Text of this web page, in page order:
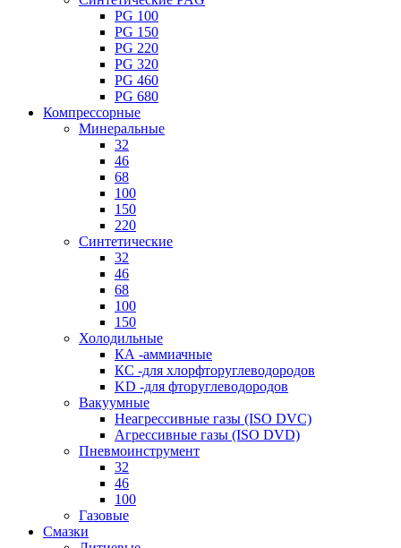
PG 100
PG 150
PG 220
PG 320
PG 460
PG 680
Компрессорные
Минеральные
32
46
68
100
150
220
Синтетические
32
46
68
100
150
Холодильные
КА -аммиачные
КС -для хлорфторуглеводородов
KD -для фторуглеводородов
Вакуумные
Неагрессивные газы (ISO DVC)
Агрессивные газы (ISO DVD)
Пневмоинструмент
32
46
100
Газовые
Смазки